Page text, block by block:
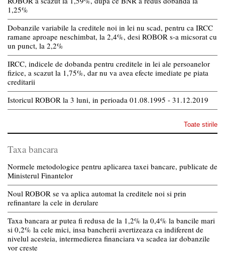
1,25%
Dobanzile variabile la creditele noi in lei nu scad, pentru ca IRCC
ramane aproape neschimbat, la 2,4%, desi ROBOR s-a micsorat cu
un punct, la 2,2%
IRCC, indicele de dobanda pentru creditele in lei ale persoanelor
fizice, a scazut la 1,75%, dar nu va avea efecte imediate pe piata
creditarii
Istoricul ROBOR la 3 luni, in perioada 01.08.1995 - 31.12.2019
Toate stirile
Taxa bancara
Normele metodologice pentru aplicarea taxei bancare, publicate de
Ministerul Finantelor
Noul ROBOR se va aplica automat la creditele noi si prin
refinantare la cele in derulare
Taxa bancara ar putea fi redusa de la 1,2% la 0,4% la bancile mari
si 0,2% la cele mici, insa bancherii avertizeaza ca indiferent de
nivelul acesteia, intermedierea financiara va scadea iar dobanzile
vor creste